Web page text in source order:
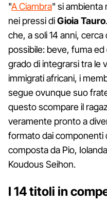
"A Ciambra" si ambienta
nei pressi diGioia Tauro
che, a soli 14 anni,
possibile: beve, fuma
grado di integrarsi tra le
immigrati africani, i
segue ovunque suo
questo scompare il
veramente pronto a
formato dai componenti
composta da Pio,
Koudous Seihon.
I 14 titoli in